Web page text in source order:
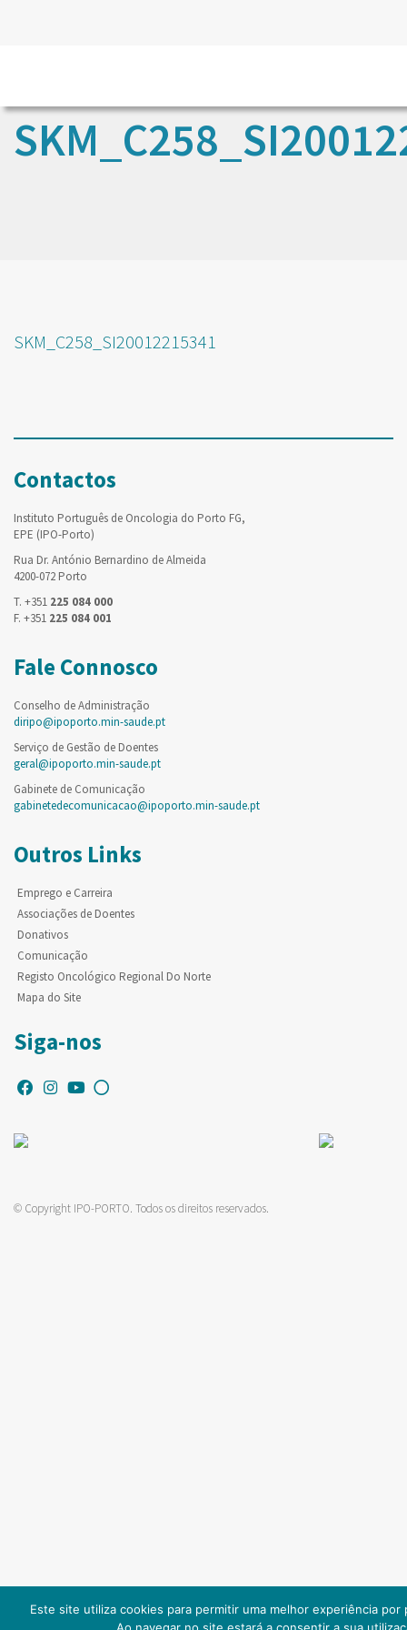
SKM_C258_SI20012215341
Contactos
Instituto Português de Oncologia do Porto FG,
EPE (IPO-Porto)
Rua Dr. António Bernardino de Almeida
4200-072 Porto
T. +351 225 084 000
F. +351 225 084 001
Fale Connosco
Conselho de Administração
diripo@ipoporto.min-saude.pt
Serviço de Gestão de Doentes
geral@ipoporto.min-saude.pt
Gabinete de Comunicação
gabinetedecomunicacao@ipoporto.min-saude.pt
Outros Links
Emprego e Carreira
Associações de Doentes
Donativos
Comunicação
Registo Oncológico Regional Do Norte
Mapa do Site
Siga-nos
© Copyright IPO-PORTO. Todos os direitos reservados.
Este site utiliza cookies para permitir uma melhor experiência por